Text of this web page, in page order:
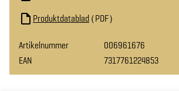
Produktdatablad PDF
Artikelnummer
006961676
EAN
7317761224853